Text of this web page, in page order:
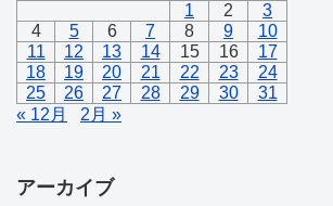
1
2
3
4
5 6 7 8 9
10
11
12 13 14 15 16
17
18
19 20 21 22 23
24
25
26 27 28 29 30
31
« 12月
2月 »
アーカイブ